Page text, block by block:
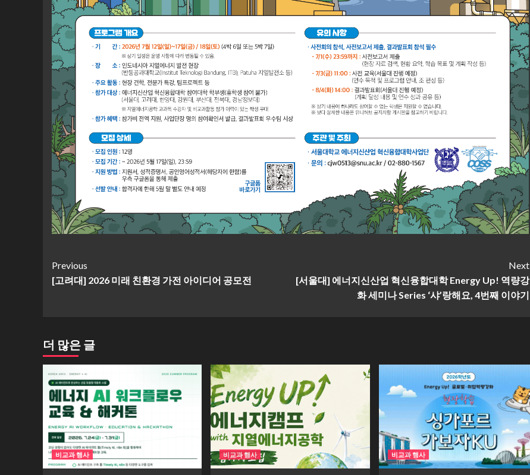
Continue
Reading
Previous
[고려대] 2026 미래 친환경 가전 아이디어 공모전
Next
[서울대] 에너지신산업 혁신융합대학 Energy Up! 역량강
화 세미나 Series ‘샤’랑해요, 4번째 이야기
더 많은 글
비교과 행사 비교과 행사 비교과 행사